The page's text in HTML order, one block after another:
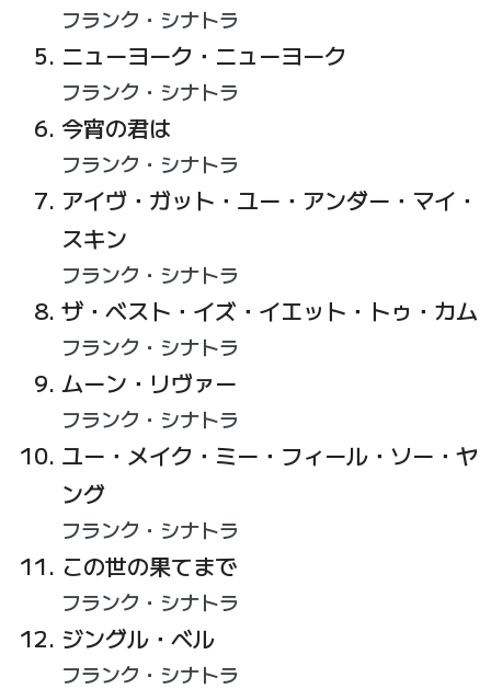
フランク・シナトラ
ニューヨーク・ニューヨーク
フランク・シナトラ
今宵の君は
フランク・シナトラ
アイヴ・ガット・ユー・アンダー・マイ・
スキン
フランク・シナトラ
ザ・ベスト・イズ・イエット・トゥ・カム
フランク・シナトラ
ムーン・リヴァー
フランク・シナトラ
ユー・メイク・ミー・フィール・ソー・ヤ
ング
フランク・シナトラ
この世の果てまで
フランク・シナトラ
ジングル・ベル
フランク・シナトラ